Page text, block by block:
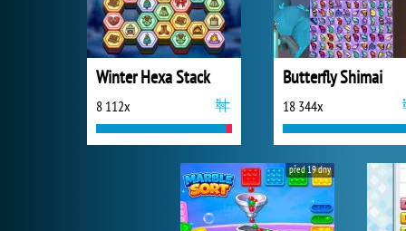
Winter Hexa Stack
8 112x
Butterfly Shimai
18 344x
před 19 dny